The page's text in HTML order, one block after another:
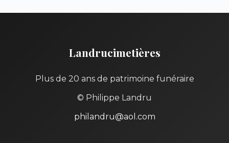
Landrucimetières
Plus de 20 ans de patrimoine funéraire
© Philippe Landru
philandru@aol.com